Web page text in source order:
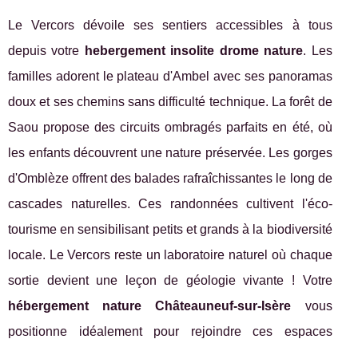
Le Vercors dévoile ses sentiers accessibles à tous
depuis votre hebergement insolite drome nature. Les
familles adorent le plateau d'Ambel avec ses panoramas
doux et ses chemins sans difficulté technique. La forêt de
Saou propose des circuits ombragés parfaits en été, où
les enfants découvrent une nature préservée. Les gorges
d'Omblèze offrent des balades rafraîchissantes le long de
cascades naturelles. Ces randonnées cultivent l'éco-
tourisme en sensibilisant petits et grands à la biodiversité
locale. Le Vercors reste un laboratoire naturel où chaque
sortie devient une leçon de géologie vivante ! Votre
hébergement nature Châteauneuf-sur-Isère vous
positionne idéalement pour rejoindre ces espaces